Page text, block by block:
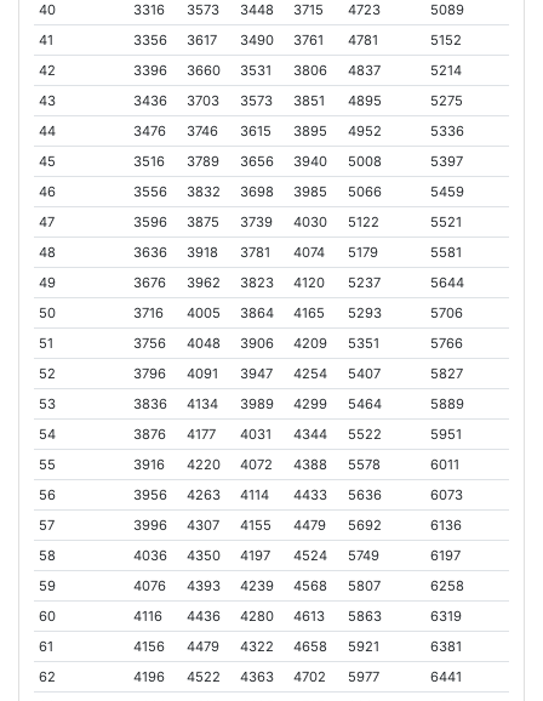
40
3316 3573 3448 3715 4723
5089
41
3356 3617 3490 3761 4781
5152
42
3396 3660 3531 3806 4837
5214
43
3436 3703 3573 3851 4895
5275
44
3476 3746 3615 3895 4952
5336
45
3516 3789 3656 3940 5008
5397
46
3556 3832 3698 3985 5066
5459
47
3596 3875 3739 4030 5122
5521
48
3636 3918 3781 4074 5179
5581
49
3676 3962 3823 4120 5237
5644
50
3716 4005 3864 4165 5293
5706
51
3756 4048 3906 4209 5351
5766
52
3796 4091 3947 4254 5407
5827
53
3836 4134 3989 4299 5464
5889
54
3876 4177 4031 4344 5522
5951
55
3916 4220 4072 4388 5578
6011
56
3956 4263 4114 4433 5636
6073
57
3996 4307 4155 4479 5692
6136
58
4036 4350 4197 4524 5749
6197
59
4076 4393 4239 4568 5807
6258
60
4116 4436 4280 4613 5863
6319
61
4156 4479 4322 4658 5921
6381
62
4196 4522 4363 4702 5977
6441